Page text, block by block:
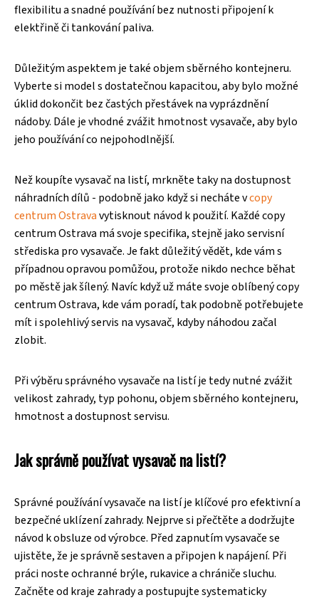
flexibilitu a snadné používání bez nutnosti připojení k
elektřině či tankování paliva.
Důležitým aspektem je také objem sběrného kontejneru.
Vyberte si model s dostatečnou kapacitou, aby bylo možné
úklid dokončit bez častých přestávek na vyprázdnění
nádoby. Dále je vhodné zvážit hmotnost vysavače, aby bylo
jeho používání co nejpohodlnější.
Než koupíte vysavač na listí, mrkněte taky na dostupnost
náhradních dílů - podobně jako když si necháte vcopy
centrum Ostravavytisknout návod k použití. Každé copy
centrum Ostrava má svoje specifika, stejně jako servisní
střediska pro vysavače. Je fakt důležitý vědět, kde vám s
případnou opravou pomůžou, protože nikdo nechce běhat
po městě jak šílený. Navíc když už máte svoje oblíbený copy
centrum Ostrava, kde vám poradí, tak podobně potřebujete
mít i spolehlivý servis na vysavač, kdyby náhodou začal
zlobit.
Při výběru správného vysavače na listí je tedy nutné zvážit
velikost zahrady, typ pohonu, objem sběrného kontejneru,
hmotnost a dostupnost servisu.
Jak správně používat vysavač na listí?
Správné používání vysavače na listí je klíčové pro efektivní a
bezpečné uklízení zahrady. Nejprve si přečtěte a dodržujte
návod k obsluze od výrobce. Před zapnutím vysavače se
ujistěte, že je správně sestaven a připojen k napájení. Při
práci noste ochranné brýle, rukavice a chrániče sluchu.
Začněte od kraje zahrady a postupujte systematicky